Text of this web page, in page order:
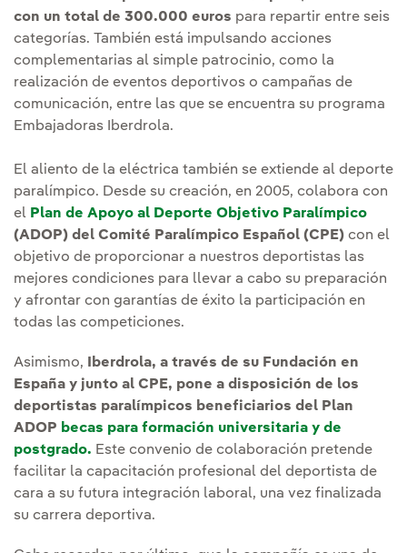
con un total de 300.000 euros para repartir entre seis
categorías. También está impulsando acciones
complementarias al simple patrocinio, como la
realización de eventos deportivos o campañas de
comunicación, entre las que se encuentra su programa
Embajadoras Iberdrola.
El aliento de la eléctrica también se extiende al deporte
paralímpico. Desde su creación, en 2005, colabora con
el Plan de Apoyo al Deporte Objetivo Paralímpico
(ADOP) del Comité Paralímpico Español (CPE) con el
objetivo de proporcionar a nuestros deportistas las
mejores condiciones para llevar a cabo su preparación
y afrontar con garantías de éxito la participación en
todas las competiciones.
Asimismo,
Iberdrola, a través de su Fundación en
España y junto al CPE, pone a disposición de los
deportistas paralímpicos beneficiarios del Plan
ADOP becas para formación universitaria y de
postgrado. Este convenio de colaboración pretende
facilitar la capacitación profesional del deportista de
cara a su futura integración laboral, una vez finalizada
su carrera deportiva.